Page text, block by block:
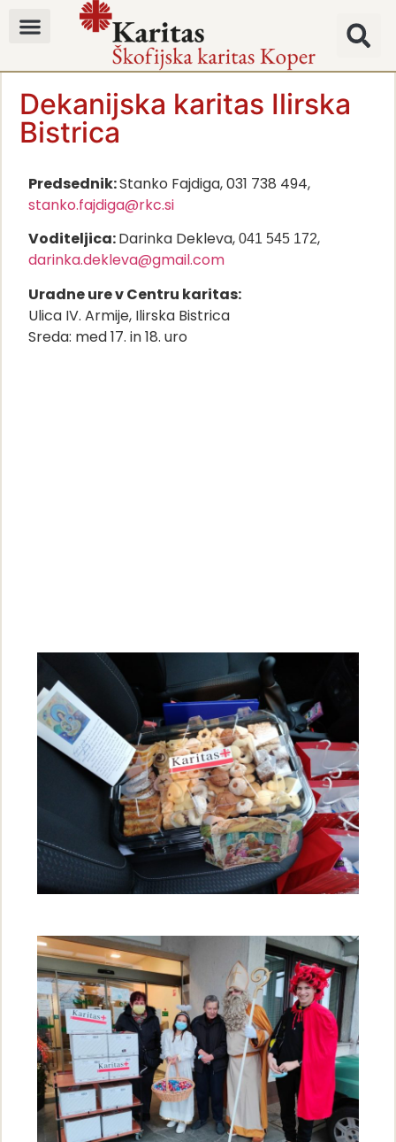
Dekanijska karitas Ilirska
Bistrica
Predsednik:Stanko Fajdiga, 031 738 494,
stanko.fajdiga@rkc.si
Voditeljica:Darinka Dekleva, 041 545 172,
darinka.dekleva@gmail.com
Uradne ure v Centru karitas:
Ulica IV. Armije, Ilirska Bistrica
Sreda: med 17. in 18. uro